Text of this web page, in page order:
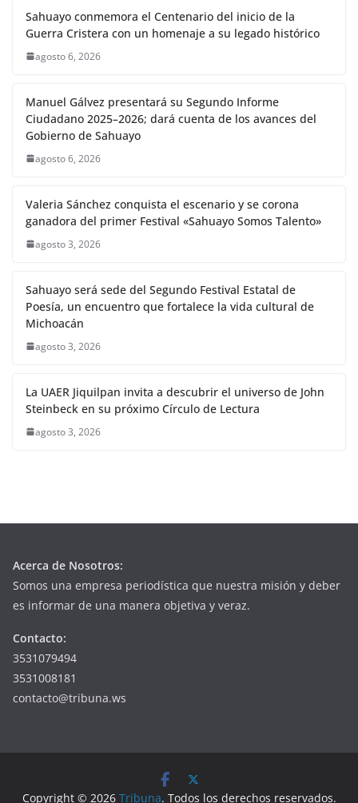
Sahuayo conmemora el Centenario del inicio de la
Guerra Cristera con un homenaje a su legado histórico
agosto 6, 2026
Manuel Gálvez presentará su Segundo Informe
Ciudadano 2025–2026; dará cuenta de los avances del
Gobierno de Sahuayo
agosto 6, 2026
Valeria Sánchez conquista el escenario y se corona
ganadora del primer Festival «Sahuayo Somos Talento»
agosto 3, 2026
Sahuayo será sede del Segundo Festival Estatal de
Poesía, un encuentro que fortalece la vida cultural de
Michoacán
agosto 3, 2026
La UAER Jiquilpan invita a descubrir el universo de John
Steinbeck en su próximo Círculo de Lectura
agosto 3, 2026
Acerca de Nosotros:
Somos una empresa periodística que nuestra misión y deber
es informar de una manera objetiva y veraz.
Contacto:
3531079494
3531008181
contacto@tribuna.ws
Copyright © 2026 Tribuna. Todos los derechos reservados.